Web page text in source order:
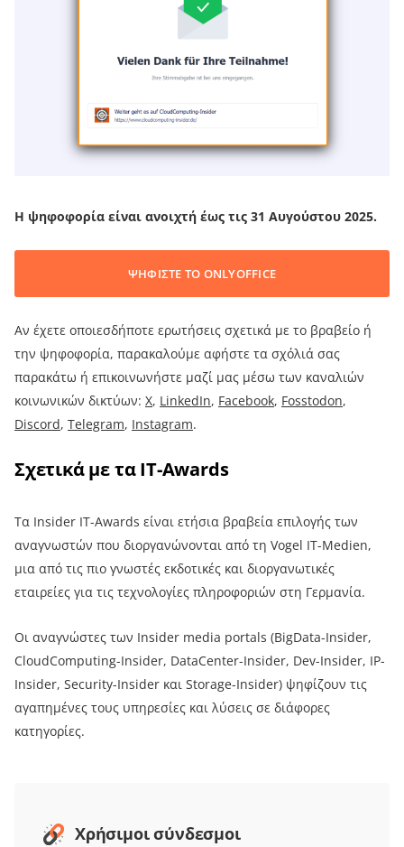
Η ψηφοφορία είναι ανοιχτή έως τις 31 Αυγούστου 2025.
ΨΗΦΙΣΤΕ ΤΟ ONLYOFFICE
Αν έχετε οποιεσδήποτε ερωτήσεις σχετικά με το βραβείο ή
την ψηφοφορία, παρακαλούμε αφήστε τα σχόλιά σας
παρακάτω ή επικοινωνήστε μαζί μας μέσω των καναλιών
κοινωνικών δικτύων: X, LinkedIn, Facebook, Fosstodon,
Discord, Telegram, Instagram.
Σχετικά με τα IT-Awards
Τα Insider IT-Awards είναι ετήσια βραβεία επιλογής των
αναγνωστών που διοργανώνονται από τη Vogel IT-Medien,
μια από τις πιο γνωστές εκδοτικές και διοργανωτικές
εταιρείες για τις τεχνολογίες πληροφοριών στη Γερμανία.
Οι αναγνώστες των Insider media portals (BigData-Insider,
CloudComputing-Insider, DataCenter-Insider, Dev-Insider, IP-
Insider, Security-Insider και Storage-Insider) ψηφίζουν τις
αγαπημένες τους υπηρεσίες και λύσεις σε διάφορες
κατηγορίες.
Χρήσιμοι σύνδεσμοι